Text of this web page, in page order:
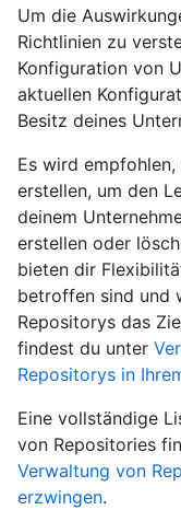
Um die
Richtlinien zu
Konfiguration von
aktuellen
Besitz deines
Es wird empfohlen,
erstellen, um den
deinem
erstellen oder
bieten dir
betroffen sind und
Repositorys das
findest du unter
Repositorys in
Eine vollständige
von Repositories
Verwaltung von
erzwingen.